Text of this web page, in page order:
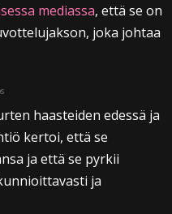
mediassa, että se on
joka johtaa
haasteiden edessä ja
kertoi, että se
ja että se pyrkii
ja